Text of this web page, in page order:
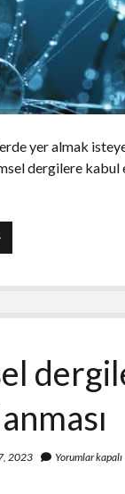
yer almak
dergilere kabul
2023 Yorumlar kapalı